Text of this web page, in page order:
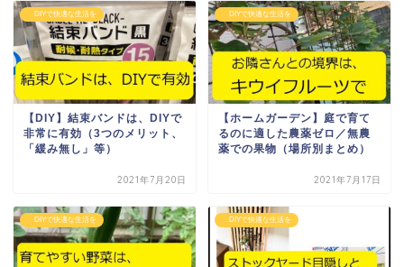
DIYで快適な生活を
【DIY】結束バンドは、DIYで
非常に有効（3つのメリット、
「緩み無し」等）
2021年7月20日
DIYで快適な生活を
【ホームガーデン】庭で育て
るのに適した農薬ゼロ／無農
薬での果物（場所別まとめ）
2021年7月17日
DIYで快適な生活を DIYで快適な生活を